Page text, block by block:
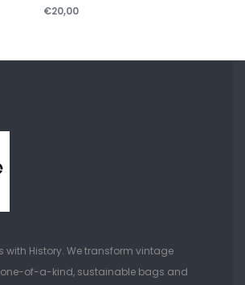
€20,00
with History. We transform vintage
of-a-kind, sustainable bags and